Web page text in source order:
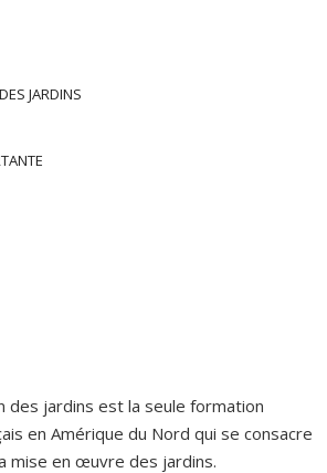
JARDINS
des jardins est la seule formation
en Amérique du Nord qui se consacre
mise en œuvre des jardins.